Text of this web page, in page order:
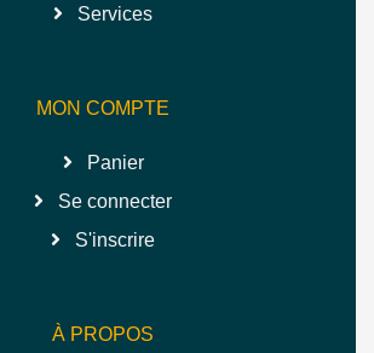
Services
MON COMPTE
Panier
Se connecter
S'inscrire
À PROPOS